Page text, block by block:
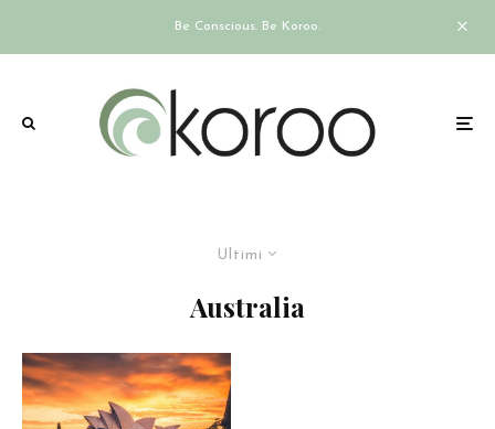
Be Conscious. Be Koroo.
Ultimi
Australia